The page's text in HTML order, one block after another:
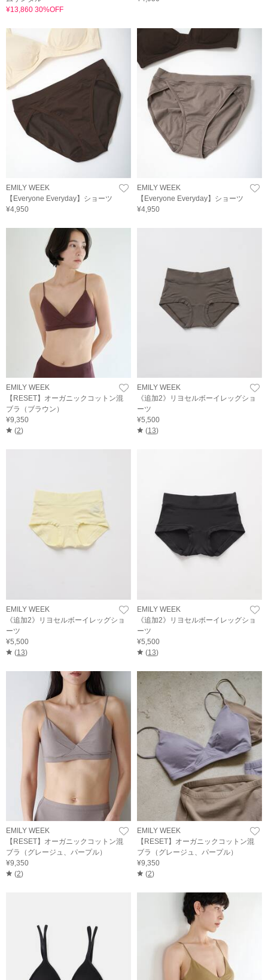
¥13,860 30%OFF
EMILY WEEK
【Everyone Everyday】ショーツ
¥4,950
EMILY WEEK
【Everyone Everyday】ショーツ
¥4,950
EMILY WEEK
【RESET】オーガニックコットン混
ブラ（ブラウン）
¥9,350
(2)
EMILY WEEK
《追加2》リヨセルボーイレッグショ
ーツ
¥5,500
(13)
EMILY WEEK
《追加2》リヨセルボーイレッグショ
ーツ
¥5,500
(13)
EMILY WEEK
《追加2》リヨセルボーイレッグショ
ーツ
¥5,500
(13)
EMILY WEEK
【RESET】オーガニックコットン混
ブラ（グレージュ、パープル）
¥9,350
(2)
EMILY WEEK
【RESET】オーガニックコットン混
ブラ（グレージュ、パープル）
¥9,350
(2)